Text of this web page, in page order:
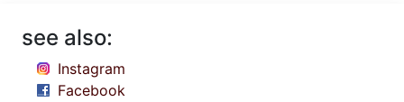
see also:
Instagram
Facebook